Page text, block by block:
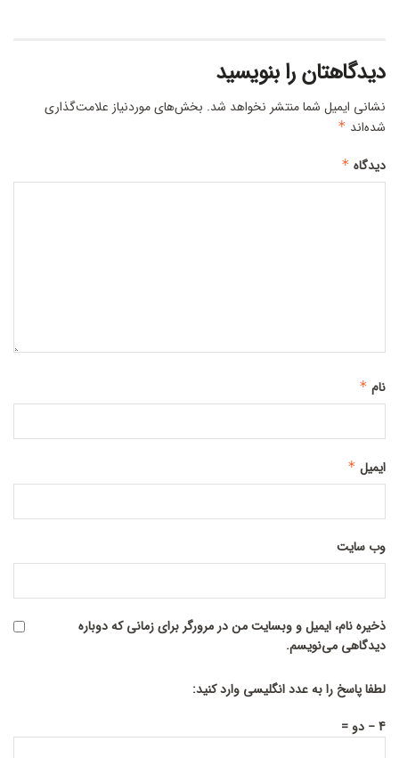
دیدگاهتان را بنویسید
نشانی ایمیل شما منتشر نخواهد شد. بخش‌های موردنیاز علامت‌گذاری
شده‌اند *
دیدگاه *
نام *
ایمیل *
وب‌ سایت
ذخیره نام، ایمیل و وبسایت من در مرورگر برای زمانی که دوباره
دیدگاهی می‌نویسم.
لطفا پاسخ را به عدد انگلیسی وارد کنید:
4 − دو =